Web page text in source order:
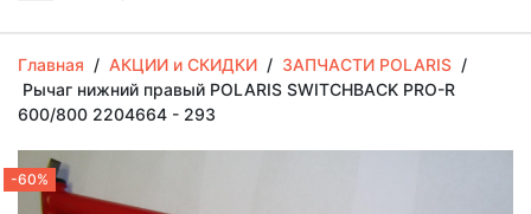
Главная / АКЦИИ и СКИДКИ / ЗАПЧАСТИ POLARIS /
Рычаг нижний правый POLARIS SWITCHBACK PRO-R
600/800 2204664 - 293
-60%